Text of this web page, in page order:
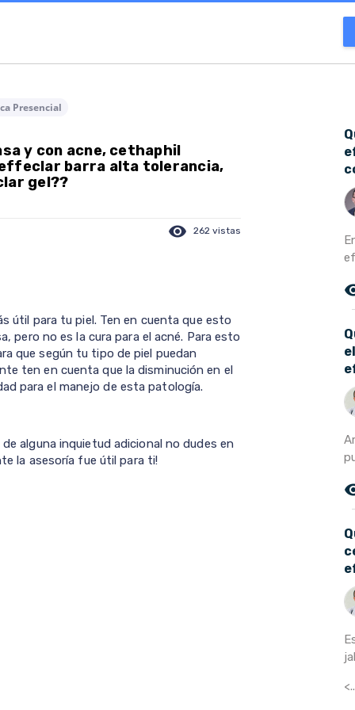
Presencial
y con acne, cethaphil
barra alta tolerancia,
gel??
visibility 262 vistas
útil para tu piel. Ten en cuenta que esto
pero no es la cura para el acné. Para esto
que según tu tipo de piel puedan
ten en cuenta que la disminución en el
para el manejo de esta patología.
alguna inquietud adicional no dudes en
la asesoría fue útil para ti!